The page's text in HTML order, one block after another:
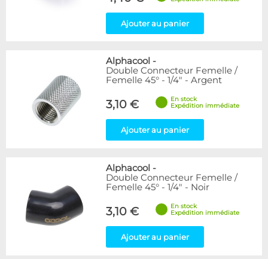
Ajouter au panier
Alphacool -
Double Connecteur Femelle /
Femelle 45° - 1/4" - Argent
3,10 €
En stock
Expédition immédiate
Ajouter au panier
Alphacool -
Double Connecteur Femelle /
Femelle 45° - 1/4" - Noir
3,10 €
En stock
Expédition immédiate
Ajouter au panier